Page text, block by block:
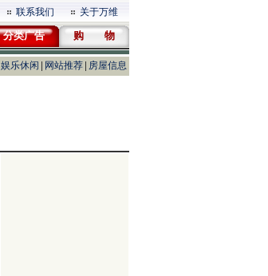
联系我们 关于万维
分类广告 购 物
娱乐休闲 网站推荐 房屋信息